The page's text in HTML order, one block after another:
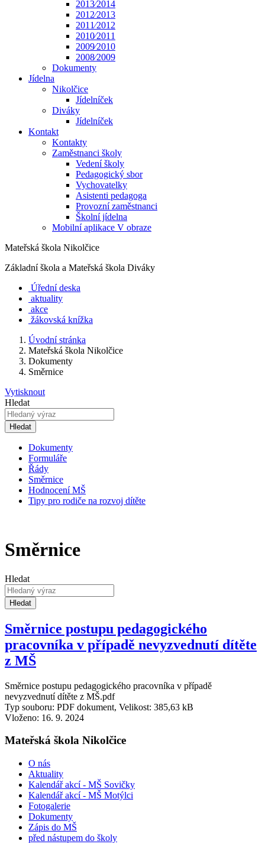
2013⁄2014
2012⁄2013
2011⁄2012
2010⁄2011
2009⁄2010
2008⁄2009
Dokumenty
Jídelna
Nikolčice
Jídelníček
Diváky
Jídelníček
Kontakt
Kontakty
Zaměstnanci školy
Vedení školy
Pedagogický sbor
Vychovatelky
Asistenti pedagoga
Provozní zaměstnanci
Školní jídelna
Mobilní aplikace V obraze
Mateřská škola Nikolčice
Základní škola a Mateřská škola Diváky
Úřední deska
aktuality
akce
žákovská knížka
Úvodní stránka
Mateřská škola Nikolčice
Dokumenty
Směrnice
Vytisknout
Hledat
Hledat
Dokumenty
Formuláře
Řády
Směrnice
Hodnocení MŠ
Tipy pro rodiče na rozvoj dítěte
Směrnice
Hledat
Hledat
Směrnice postupu pedagogického
pracovníka v případě nevyzvednutí dítěte
z MŠ
Směrnice postupu pedagogického pracovníka v případě
nevyzvednutí dítěte z MŠ.pdf
Typ souboru: PDF dokument, Velikost: 385,63 kB
Vloženo: 16. 9. 2024
Mateřská škola Nikolčice
O nás
Aktuality
Kalendář akcí - MŠ Sovičky
Kalendář akcí - MŠ Motýlci
Fotogalerie
Dokumenty
Zápis do MŠ
před nástupem do školy